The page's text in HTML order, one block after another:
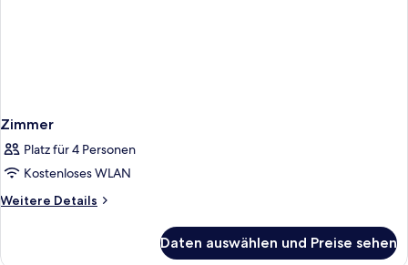
Zimmer
Platz für 4 Personen
Kostenloses WLAN
Weitere Details
Weitere
Daten auswählen und Preise sehen